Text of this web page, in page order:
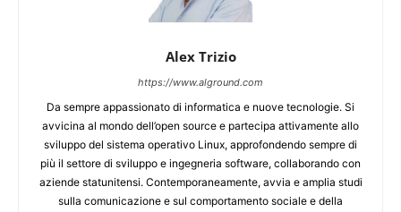
Alex Trizio
https://www.alground.com
Da sempre appassionato di informatica e nuove tecnologie. Si
avvicina al mondo dell’open source e partecipa attivamente allo
sviluppo del sistema operativo Linux, approfondendo sempre di
più il settore di sviluppo e ingegneria software, collaborando con
aziende statunitensi. Contemporaneamente, avvia e amplia studi
sulla comunicazione e sul comportamento sociale e della